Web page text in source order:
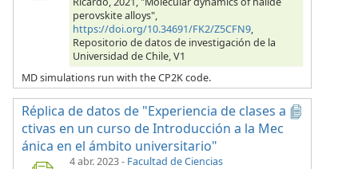
perovskite alloys",
https://doi.org/10.34691/FK2/Z5CFN9,
Repositorio de datos de investigación de la
Universidad de Chile, V1
MD simulations run with the CP2K code.
Réplica de datos de "Experiencia de clases a
ctivas en un curso de Introducción a la Mec
ánica en el ámbito universitario"
4 abr. 2023- Facultad de Ciencias